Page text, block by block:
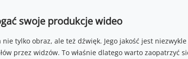
swoje produkcje wideo
tylko obraz, ale też dźwięk. Jego jakość jest
przez widzów. To właśnie dlatego warto zaopatrzyć